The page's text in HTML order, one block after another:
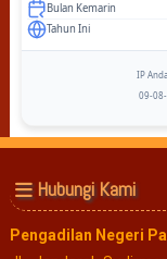
Bulan Kemarin
Tahun Ini
IP
09-
Hubungi Kami
Pengadilan Negeri